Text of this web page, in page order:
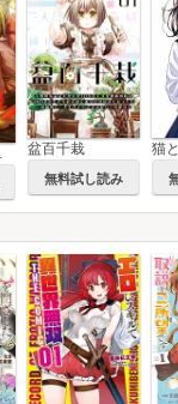
盆百千栽
無料試し読み
猫